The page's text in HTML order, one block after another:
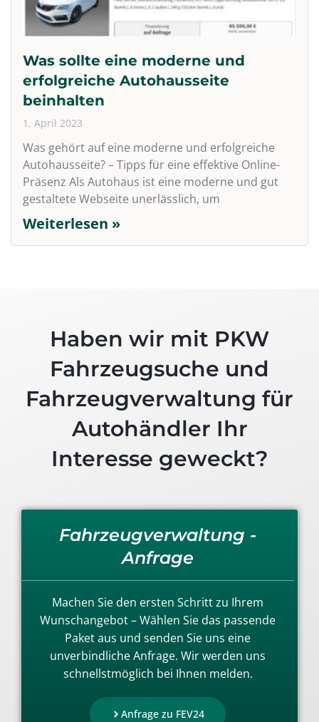
Was sollte eine moderne und
erfolgreiche Autohausseite
beinhalten
1. April 2023
Was gehört auf eine moderne und erfolgreiche
Autohausseite? – Tipps für eine effektive Online-
Präsenz Als Autohaus ist eine moderne und gut
gestaltete Webseite unerlässlich, um
Weiterlesen »
Haben wir mit PKW
Fahrzeugsuche und
Fahrzeugverwaltung für
Autohändler Ihr
Interesse geweckt?
Fahrzeugverwaltung -
Anfrage
Machen Sie den ersten Schritt zu Ihrem
Wunschangebot – Wählen Sie das passende
Paket aus und senden Sie uns eine
unverbindliche Anfrage. Wir werden uns
schnellstmöglich bei Ihnen melden.
Anfrage zu FEV24